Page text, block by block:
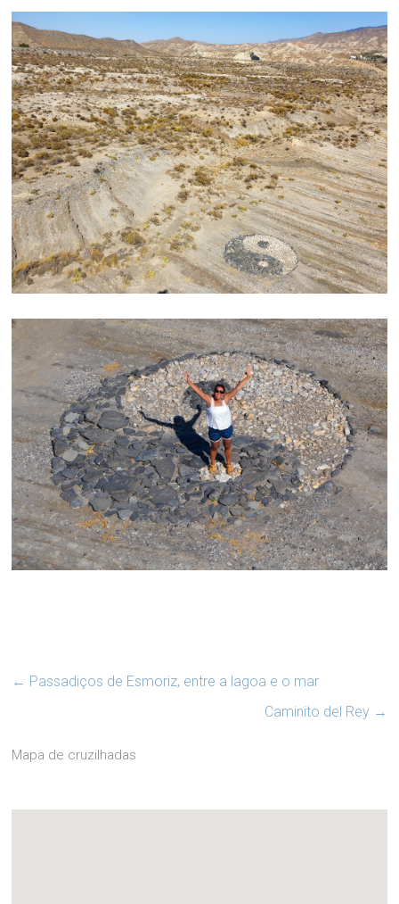
← Passadiços de Esmoriz, entre a lagoa e o mar
Caminito del Rey →
Mapa de cruzilhadas